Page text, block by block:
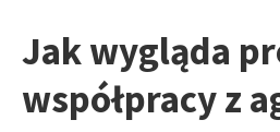
Jak wygląda
współpracy z